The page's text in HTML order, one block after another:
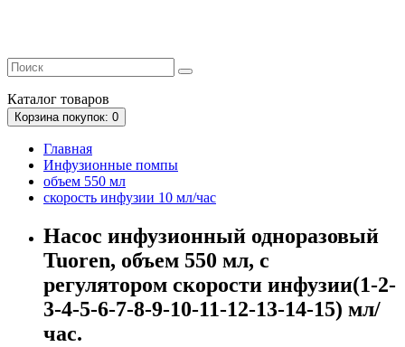
Каталог товаров
Корзинапокупок: 0
Главная
Инфузионные помпы
объем 550 мл
скорость инфузии 10 мл/час
Насос инфузионный одноразовый
Tuoren, объем 550 мл, с
регулятором скорости инфузии(1-2-
3-4-5-6-7-8-9-10-11-12-13-14-15) мл/
час.